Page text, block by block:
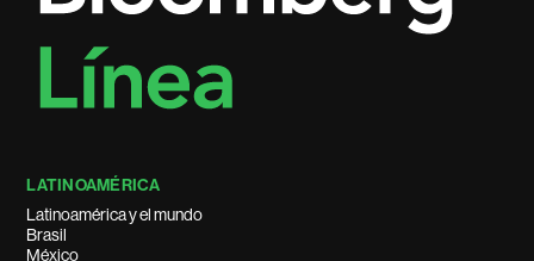
LATINOAMÉRICA
Latinoamérica y el mundo
Brasil
México